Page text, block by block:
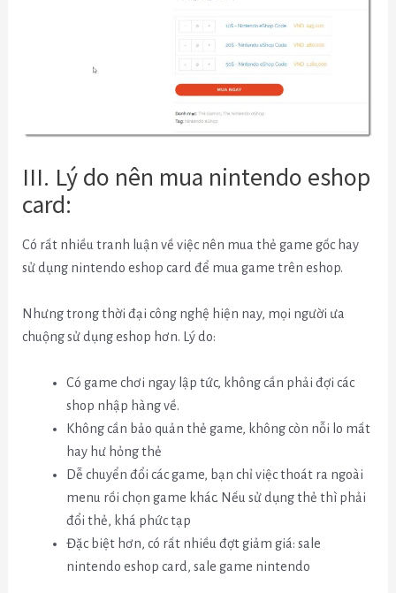
III. Lý do nên mua nintendo eshop
card:
Có rất nhiều tranh luận về việc nên mua thẻ game gốc hay
sử dụng nintendo eshop card để mua game trên eshop.
Nhưng trong thời đại công nghệ hiện nay, mọi người ưa
chuộng sử dụng eshop hơn. Lý do:
Có game chơi ngay lập tức, không cần phải đợi các
shop nhập hàng về.
Không cần bảo quản thẻ game, không còn nỗi lo mất
hay hư hỏng thẻ
Dễ chuyển đổi các game, bạn chỉ việc thoát ra ngoài
menu rồi chọn game khác. Nếu sử dụng thẻ thì phải
đổi thẻ, khá phức tạp
Đặc biệt hơn, có rất nhiều đợt giảm giá: sale
nintendo eshop card, sale game nintendo